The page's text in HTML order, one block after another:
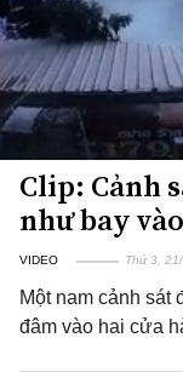
Clip: Cảnh
như bay
VIDEO Thứ 3,
Một nam cảnh sát
đâm vào hai cửa